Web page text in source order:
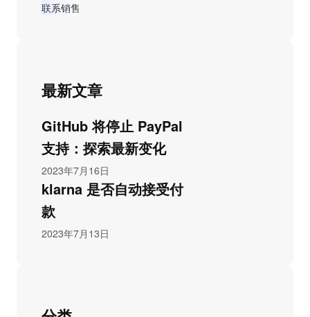
联系销售
最新文章
GitHub 将停止 PayPal
支持：探索最新变化
2023年7月16日
klarna 是否自动接受付
款
2023年7月13日